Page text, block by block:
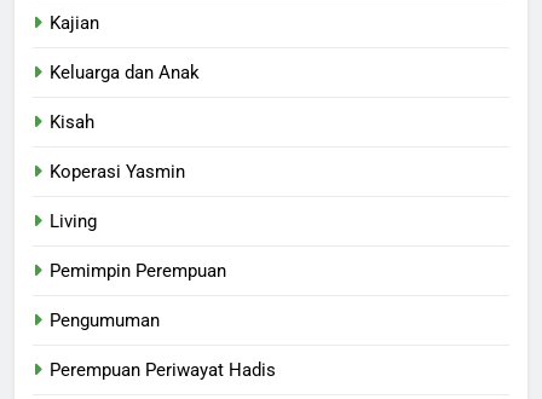
Kajian
Keluarga dan Anak
Kisah
Koperasi Yasmin
Living
Pemimpin Perempuan
Pengumuman
Perempuan Periwayat Hadis